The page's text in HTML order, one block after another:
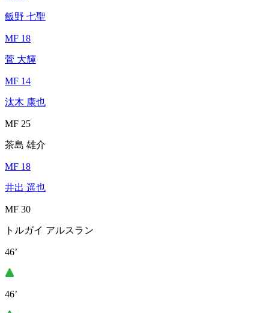
飯野 七聖
MF 18
菅 大輝
MF 14
汰木 康也
MF 25
茶島 雄介
MF 18
井出 遥也
MF 30
トルガイ アルスラン
46’
46’